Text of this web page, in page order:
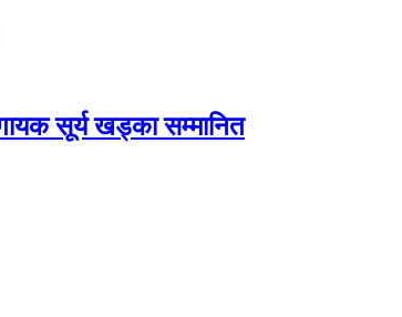
सूर्य खड्का सम्मानित